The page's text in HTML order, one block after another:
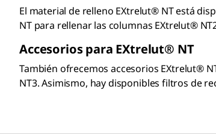
El material de relleno EXtrelut® NT está
NT para rellenar las columnas EXtrelut®
Accesorios para EXtrelut® NT
También ofrecemos accesorios EXtrelut®
NT3. Asimismo, hay disponibles filtros de